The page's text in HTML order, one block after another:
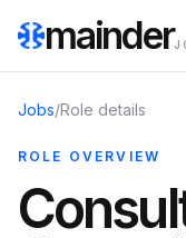
mainder
Jobs/Role details
ROLE OVERVIEW